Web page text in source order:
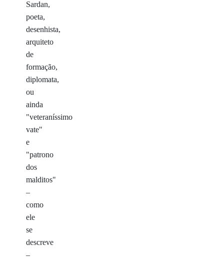
Sardan,
poeta,
desenhista,
arquiteto
de
formação,
diplomata,
ou
ainda
"veteraníssimo
vate"
e
"patrono
dos
malditos"
–
como
ele
se
descreve
–